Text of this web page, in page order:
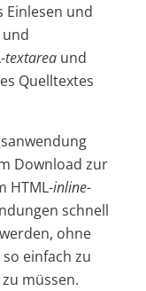
Einlesen und
textarea und
Quelltextes
Download zur
HTML-inline-
schnell
ohne
einfach zu
müssen.